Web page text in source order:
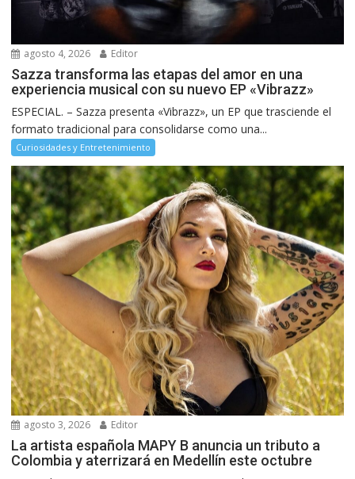
agosto 4, 2026 Editor
Sazza transforma las etapas del amor en una
experiencia musical con su nuevo EP «Vibrazz»
ESPECIAL. – Sazza presenta «Vibrazz», un EP que trasciende el
formato tradicional para consolidarse como una...
Curiosidades y Entretenimiento
agosto 3, 2026 Editor
La artista española MAPY B anuncia un tributo a
Colombia y aterrizará en Medellín este octubre